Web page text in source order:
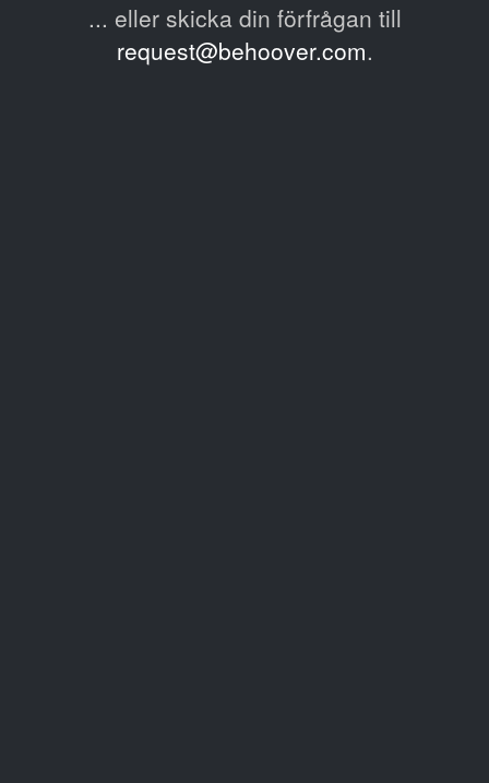
... eller skicka din förfrågan till
request@behoover.com.